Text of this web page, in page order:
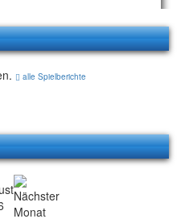
alle Spielberichte